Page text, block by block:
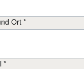
Ort *
*